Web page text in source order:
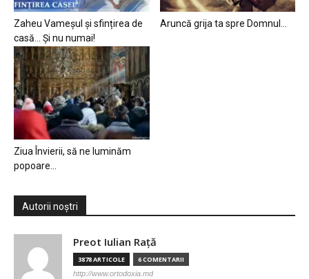
Zaheu Vameșul și sfințirea de
casă… Și nu numai!
Aruncă grija ta spre Domnul…
Ziua Învierii, să ne luminăm
popoare…
Autorii noștri
Preot Iulian Raţă
3878 ARTICOLE 6 COMENTARII
http://www.ortodoxia.md